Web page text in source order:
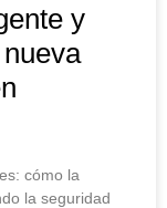
y
cómo la
la seguridad